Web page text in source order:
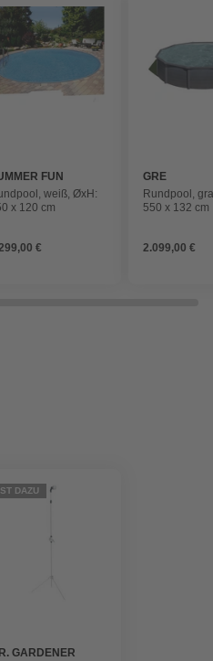
FUN
weiß, ØxH:
x 120 cm
€
GRE
Rundpool,
550 x 132 cm
2.099,00 €
DAZU
GARDENER